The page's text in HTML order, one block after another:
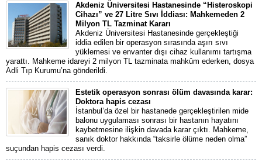
Akdeniz Üniversitesi Hastanesinde “Histeroskopi
Cihazı” ve 27 Litre Sıvı İddiası: Mahkemeden 2
Milyon TL Tazminat Kararı
Akdeniz Üniversitesi Hastanesinde gerçekleştiği
iddia edilen bir operasyon sırasında aşırı sıvı
yüklemesi ve envanter dışı cihaz kullanımı tartışma
yarattı. Mahkeme idareyi 2 milyon TL tazminata mahkûm ederken, dosya
Adli Tıp Kurumu’na gönderildi.
Estetik operasyon sonrası ölüm davasında karar:
Doktora hapis cezası
İstanbul’da özel bir hastanede gerçekleştirilen mide
balonu uygulaması sonrası bir hastanın hayatını
kaybetmesine ilişkin davada karar çıktı. Mahkeme,
sanık doktor hakkında “taksirle ölüme neden olma”
suçundan hapis cezası verdi.